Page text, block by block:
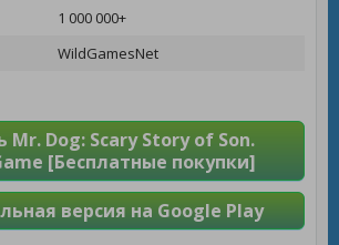
1 000 000+
WildGamesNet
Mr. Dog: Scary Story of Son.
[Бесплатные покупки]
версия на Google Play